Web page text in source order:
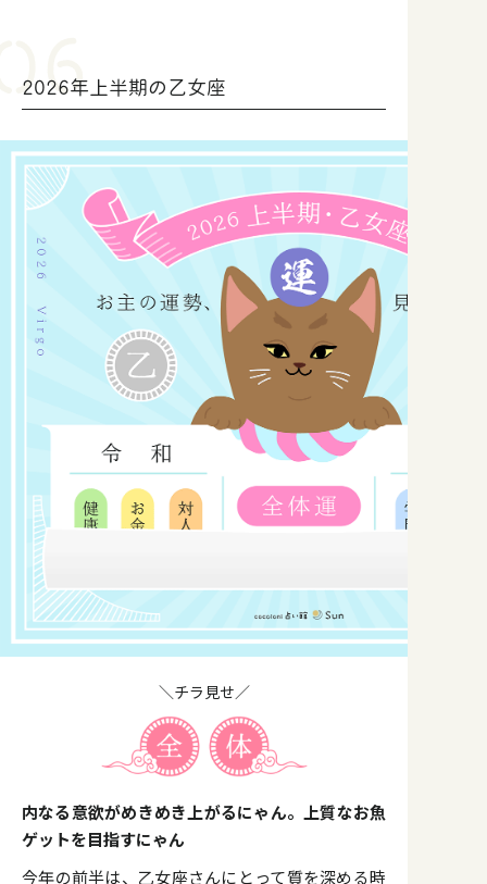
2026年上半期の乙女座
＼チラ見せ／
内なる意欲がめきめき上がるにゃん。上質なお魚
ゲットを目指すにゃん
今年の前半は、乙女座さんにとって質を深める時